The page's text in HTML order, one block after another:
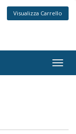
Visualizza Carrello